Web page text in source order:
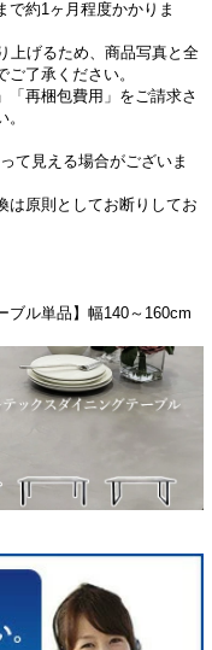
約1ヶ月程度かかりま
上げるため、商品写真と全
了承ください。
再梱包費用」をご請求さ
て見える場合がございま
は原則としてお断りしてお
ル単品】幅140～160cm